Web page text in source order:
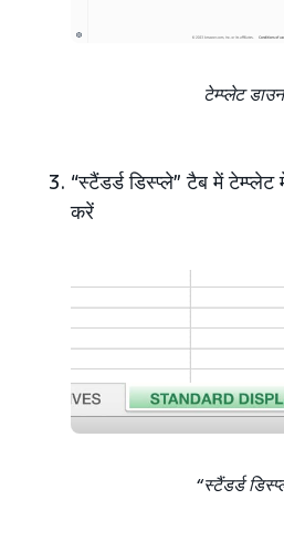
टेम्प्लेट
“स्टैंडर्ड डिस्प्ले” टैब में टेम्प्लेट
करें
“स्टैंडर्ड